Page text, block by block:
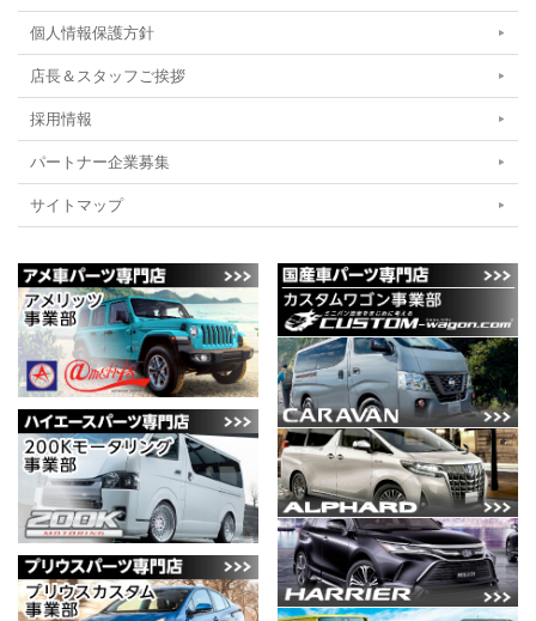
個人情報保護方針
店長＆スタッフご挨拶
採用情報
パートナー企業募集
サイトマップ